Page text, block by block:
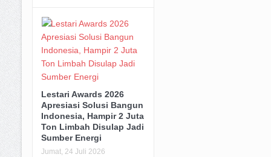
Lestari Awards 2026
Apresiasi Solusi Bangun
Indonesia, Hampir 2 Juta
Ton Limbah Disulap Jadi
Sumber Energi